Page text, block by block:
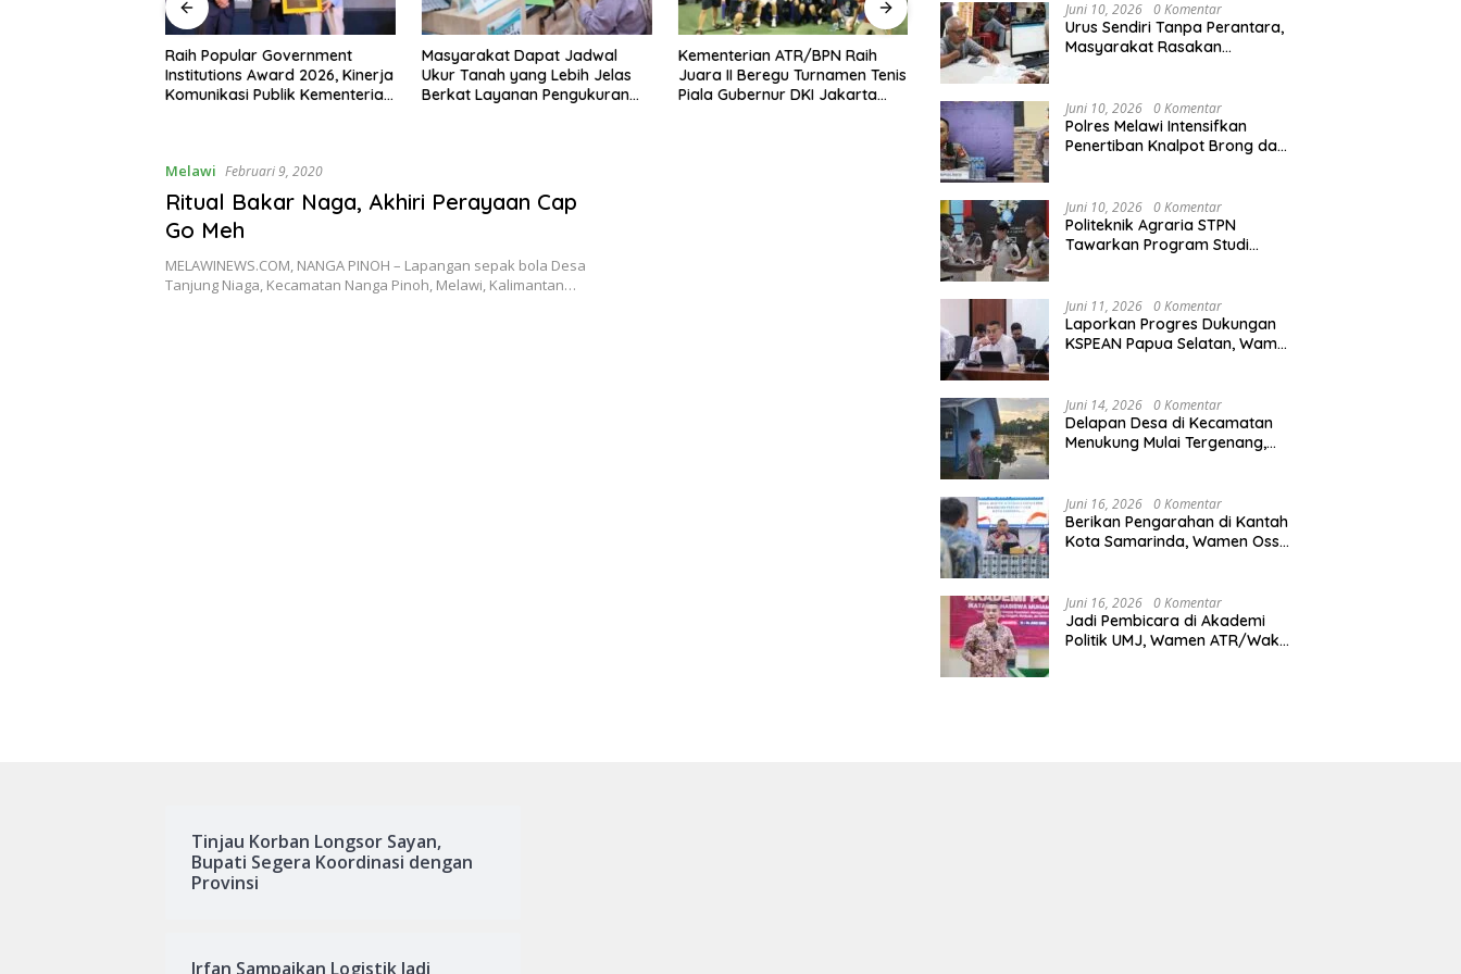
Raih Popular Government
Institutions Award 2026, Kinerja
Komunikasi Publik Kementerian
Masyarakat Dapat Jadwal
Ukur Tanah yang Lebih Jelas
Berkat Layanan Pengukuran
Kementerian ATR/BPN Raih
Juara II Beregu Turnamen Tenis
Piala Gubernur DKI Jakarta
Melawi Naik ke Peringkat 10
Sementara MTQ XXXIV Kalbar
Terbuka
Kapolres Melawi AKBP
Bhabinkamtibmas
Melawi Februari 9, 2020
Ritual Bakar Naga, Akhiri Perayaan Cap
Go Meh
MELAWINEWS.COM, NANGA PINOH – Lapangan sepak bola Desa
Tanjung Niaga, Kecamatan Nanga Pinoh, Melawi, Kalimantan…
Agraria/Pertanahan dan Tata
Ruang
Juni 10, 2026 0 Komentar
Urus Sendiri Tanpa Perantara,
Masyarakat Rasakan
Juni 10, 2026 0 Komentar
Polres Melawi Intensifkan
Penertiban Knalpot Brong dan
Juni 10, 2026 0 Komentar
Politeknik Agraria STPN
Tawarkan Program Studi
Juni 11, 2026 0 Komentar
Laporkan Progres Dukungan
KSPEAN Papua Selatan, Wamen
Nasional
Juni 14, 2026 0 Komentar
Delapan Desa di Kecamatan
Menukung Mulai Tergenang,
Juni 16, 2026 0 Komentar
Berikan Pengarahan di Kantah
Kota Samarinda, Wamen Ossy:
Kalimantan Timur
Juni 16, 2026 0 Komentar
Jadi Pembicara di Akademi
Politik UMJ, Wamen ATR/Waka
Tinjau Korban Longsor Sayan,
Bupati Segera Koordinasi dengan
Provinsi
Irfan Sampaikan Logistik Jadi